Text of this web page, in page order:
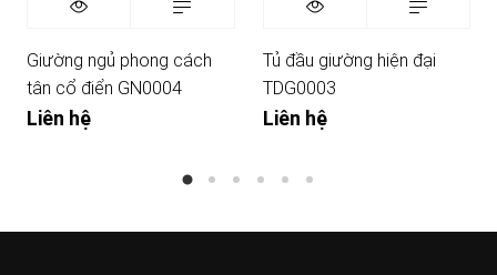
Giường ngủ phong cách
tân cổ điển GN0004
Liên hệ
Tủ đầu giường hiện đại
TDG0003
Liên hệ